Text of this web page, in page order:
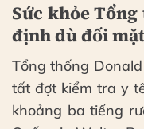
Sức khỏe
định dù đối
Tổng thống
tất đợt kiểm tra y
khoảng ba tiếng